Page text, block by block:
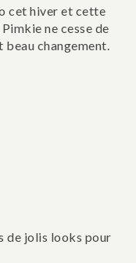
cet hiver et cette
ne cesse de
beau changement.
de jolis looks pour